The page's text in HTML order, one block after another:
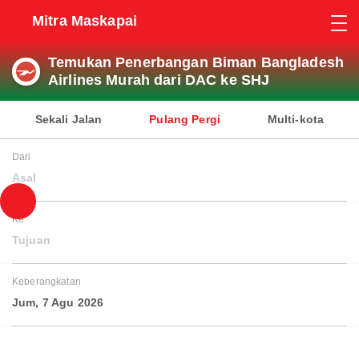
Mitra Maskapai
Temukan Penerbangan Biman Bangladesh
Airlines Murah dari DAC ke SHJ
Sekali Jalan Pulang Pergi Multi-kota
Dari
Asal
Ke
Tujuan
Keberangkatan
Jum, 7 Agu 2026